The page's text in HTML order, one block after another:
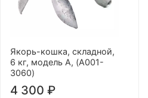
Якорь-кошка, складной,
6 кг, модель А, (A001-
3060)
4 300 ₽